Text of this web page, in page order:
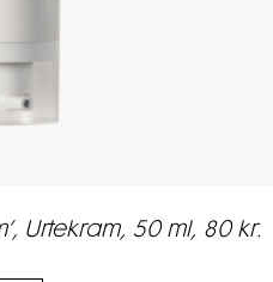
Urtekram, 50 ml, 80 kr.